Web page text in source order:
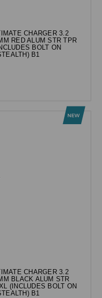
CHARGER 3.2
RED ALUM STR TPR
BOLT ON
B1
CHARGER 3.2
BLACK ALUM STR
(INCLUDES BOLT ON
B1